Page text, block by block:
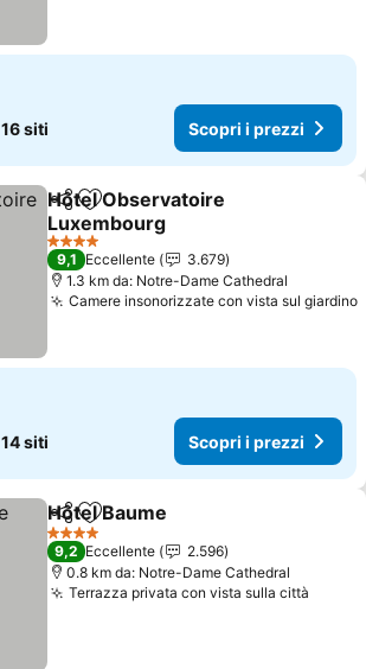
16 siti Scopri i prezzi
CondividiAggiungi ai preferiti
Hôtel Observatoire
Luxembourg
4 Stelle
9,1 Eccellente
3.679
1.3 km da: Notre-Dame Cathedral
Camere insonorizzate con vista sul giardino
14 siti Scopri i prezzi
CondividiAggiungi ai preferiti
Hôtel Baume
4 Stelle
9,2 Eccellente
2.596
0.8 km da: Notre-Dame Cathedral
Terrazza privata con vista sulla città